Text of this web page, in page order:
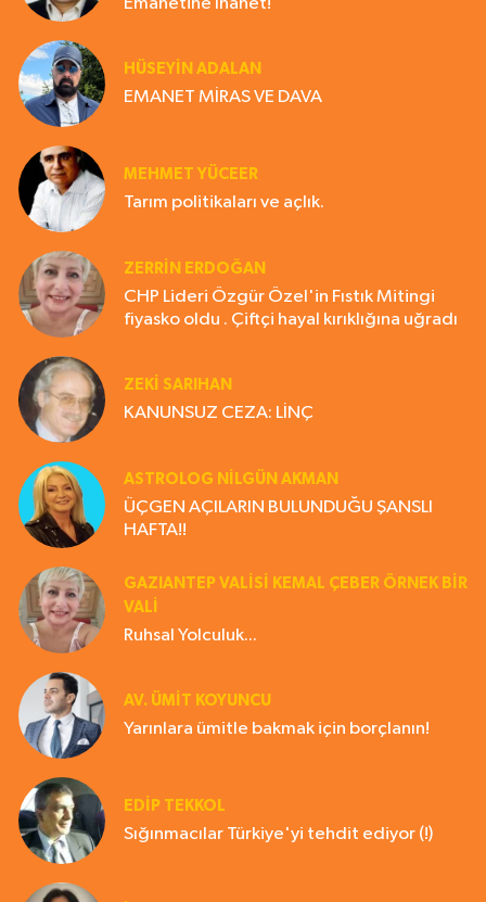
Emanetine İhanet!
HÜSEYIN ADALAN
EMANET MİRAS VE DAVA
MEHMET YÜCEER
Tarım politikaları ve açlık.
ZERRIN ERDOĞAN
CHP Lideri Özgür Özel'in Fıstık Mitingi
fiyasko oldu . Çiftçi hayal kırıklığına uğradı
ZEKI SARIHAN
KANUNSUZ CEZA: LİNÇ
ASTROLOG NILGÜN AKMAN
ÜÇGEN AÇILARIN BULUNDUĞU ŞANSLI
HAFTA!!
GAZIANTEP VALISI KEMAL ÇEBER ÖRNEK BİR
VALİ
Ruhsal Yolculuk...
AV. ÜMIT KOYUNCU
Yarınlara ümitle bakmak için borçlanın!
EDIP TEKKOL
Sığınmacılar Türkiye'yi tehdit ediyor (!)